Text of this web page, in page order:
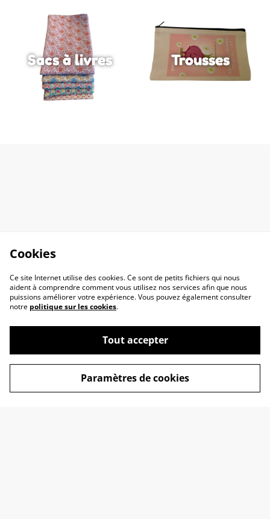
Sacs à livres Trousses
Politique de
Politique de cookies
Cookies
Ce site Internet utilise des cookies. Ce sont de petits fichiers qui nous
aident à comprendre comment vous utilisez nos services afin que nous
puissions améliorer votre expérience. Vous pouvez également consulter
notre politique sur les cookies.
Tout accepter
Paramètres de cookies